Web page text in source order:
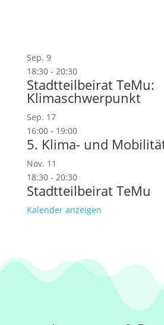
Sep. 9
18:30- 20:30
Stadtteilbeirat TeMu:
Klimaschwerpunkt
Sep. 17
16:00- 19:00
5. Klima- und
Nov. 11
18:30- 20:30
Stadtteilbeirat TeMu
Kalender anzeigen